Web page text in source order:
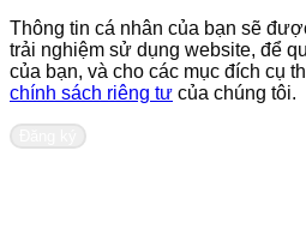
Thông tin cá nhân của bạn sẽ
trải nghiệm sử dụng website, để
của bạn, và cho các mục đích cụ
chính sách riêng tư của chúng tôi.